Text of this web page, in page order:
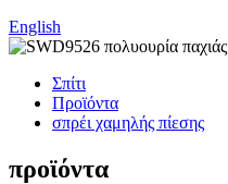
English
Σπίτι
Προϊόντα
σπρέι χαμηλής πίεσης
προϊόντα